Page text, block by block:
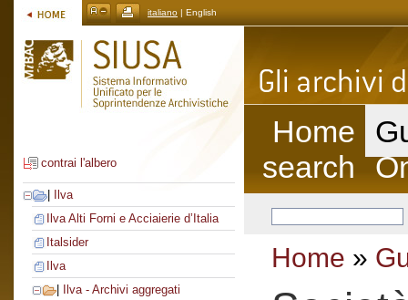
italiano | English
contrai l'albero
Ilva
Ilva Alti Forni e Acciaierie d’Italia
Italsider
Ilva
Ilva - Archivi aggregati
Home
search
Home »